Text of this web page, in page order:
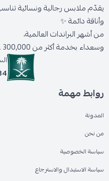
يقدّم ملابس رجالية ونسائية
وأناقة دائمة ✨
من أشهر البراندات العالمية،
وسعداء بخدمة أكثر من 300,000 عميل حول المملكة.
روابط مهمة
المدونة
من نحن
سياسة الخصوصية
سياسة الاستبدال والاسترجاع